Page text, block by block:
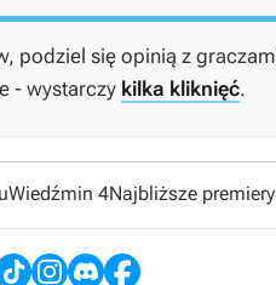
podziel się opinią z
- wystarczy kilka kliknięć.
Wiedźmin 4Najbliższe premiery